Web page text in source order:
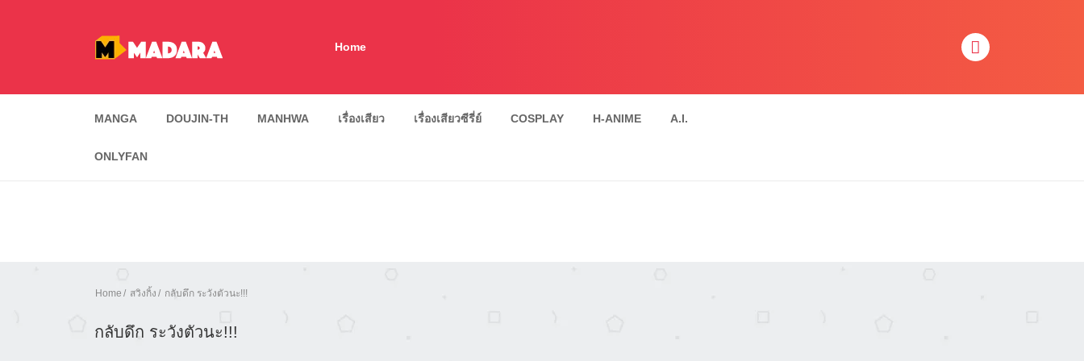
Home
MANGA DOUJIN-TH MANHWA เรื่องเสียว เรื่องเสียวซีรี่ย์ COSPLAY H-ANIME A.I.
ONLYFAN
Home สวิงกิ้ง กลับดึก ระวังตัวนะ!!!
กลับดึก ระวังตัวนะ!!!